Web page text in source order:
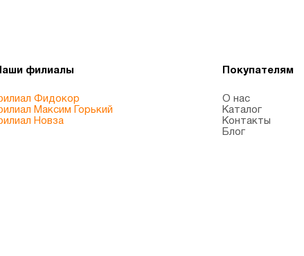
филиалы
Фидокор
Максим Горький
Новза
Покупателям
О нас
Каталог
Контакты
Блог